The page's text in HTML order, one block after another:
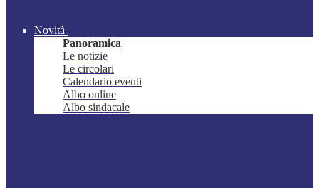
Novità
Panoramica
Le notizie
Le circolari
Calendario eventi
Albo online
Albo sindacale